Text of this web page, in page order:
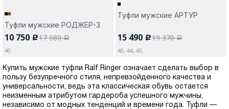
Туфли мужские РОДЖЕР-3
10 750 c17 080a
40
Туфли мужские АРТУР
15 490 c19 370a
40, 44, 45
Купить мужские туфли Ralf Ringer означает сделать выбор в
пользу безупречного стиля, непревзойденного качества и
универсальности, ведь эта классическая обувь остается
неизменным атрибутом гардероба успешного мужчины,
независимо от модных тенденций и времени года. Туфли —